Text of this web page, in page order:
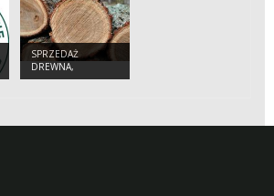
SPRZEDAŻ
DREWNA,
CHOINEK,